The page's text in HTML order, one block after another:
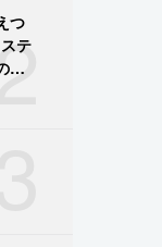
つ
テ
献